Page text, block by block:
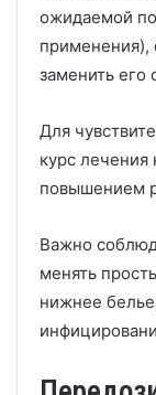
ожидаемой
применения),
заменить
Для
курс лечения
повышением
Важно
менять
нижнее